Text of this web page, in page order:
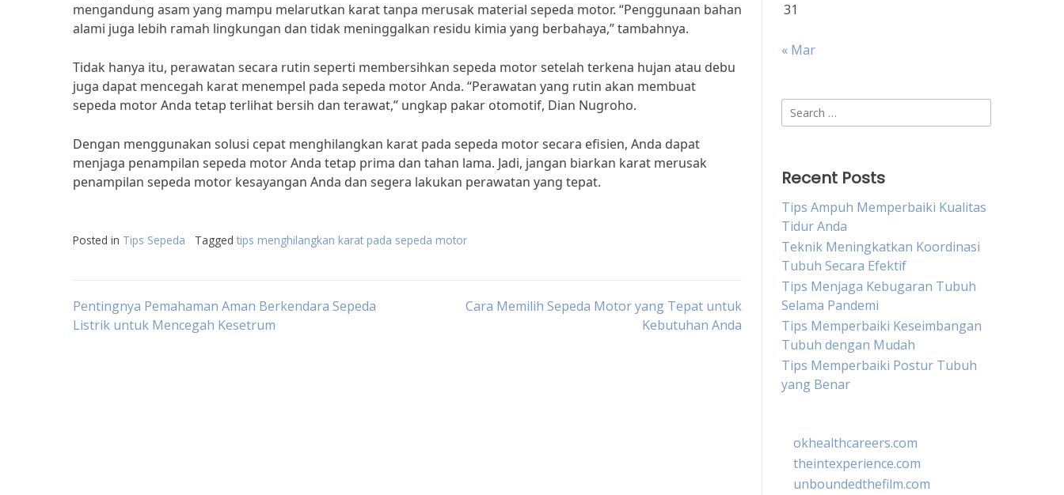
mengandung asam yang mampu melarutkan karat tanpa merusak material sepeda motor. “Penggunaan bahan
alami juga lebih ramah lingkungan dan tidak meninggalkan residu kimia yang berbahaya,” tambahnya.
Tidak hanya itu, perawatan secara rutin seperti membersihkan sepeda motor setelah terkena hujan atau debu
juga dapat mencegah karat menempel pada sepeda motor Anda. “Perawatan yang rutin akan membuat
sepeda motor Anda tetap terlihat bersih dan terawat,” ungkap pakar otomotif, Dian Nugroho.
Dengan menggunakan solusi cepat menghilangkan karat pada sepeda motor secara efisien, Anda dapat
menjaga penampilan sepeda motor Anda tetap prima dan tahan lama. Jadi, jangan biarkan karat merusak
penampilan sepeda motor kesayangan Anda dan segera lakukan perawatan yang tepat.
Posted in Tips Sepeda Tagged tips menghilangkan karat pada sepeda motor
Post
Pentingnya Pemahaman Aman Berkendara Sepeda
Listrik untuk Mencegah Kesetrum
Cara Memilih Sepeda Motor yang Tepat untuk
Kebutuhan Anda
31
« Mar
Search
for:
Recent Posts
Tips Ampuh Memperbaiki Kualitas
Tidur Anda
Teknik Meningkatkan Koordinasi
Tubuh Secara Efektif
Tips Menjaga Kebugaran Tubuh
Selama Pandemi
Tips Memperbaiki Keseimbangan
Tubuh dengan Mudah
Tips Memperbaiki Postur Tubuh
yang Benar
okhealthcareers.com
theintexperience.com
unboundedthefilm.com